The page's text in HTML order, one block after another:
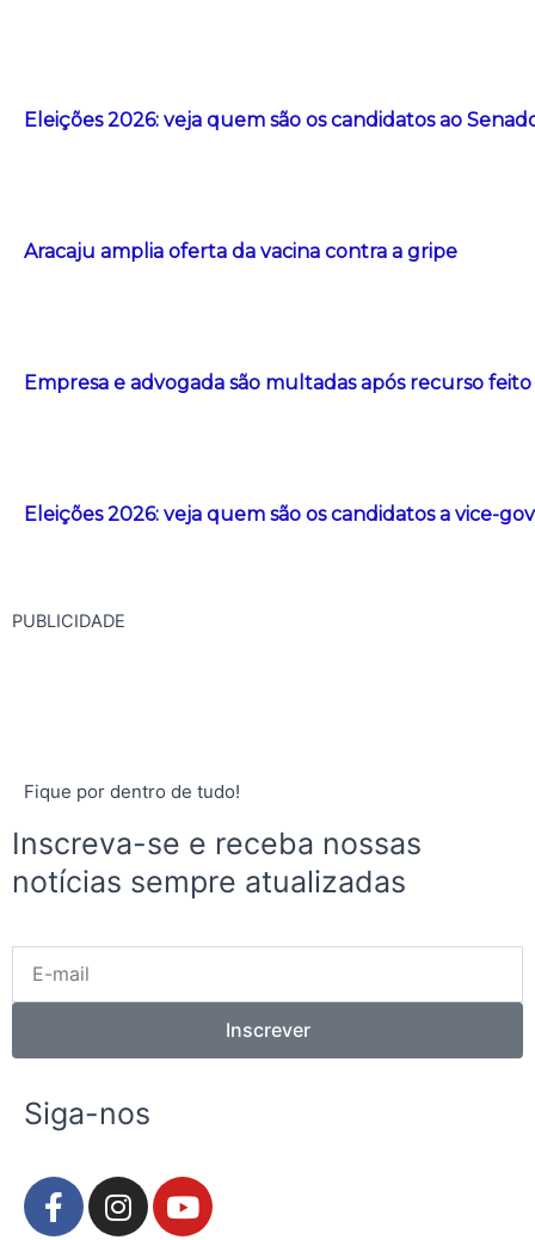
Eleições 2026: veja quem são os candidatos ao
Aracaju amplia oferta da vacina contra a gripe
Empresa e advogada são multadas após recurso
Eleições 2026: veja quem são os candidatos a vice-
PUBLICIDADE
Fique por dentro de tudo!
Inscreva-se e receba nossas
notícias sempre atualizadas
mail
Inscrever
Siga-nos
F
a
I
n
Y
o